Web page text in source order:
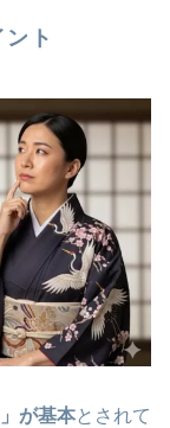
ト
」が基本とされて